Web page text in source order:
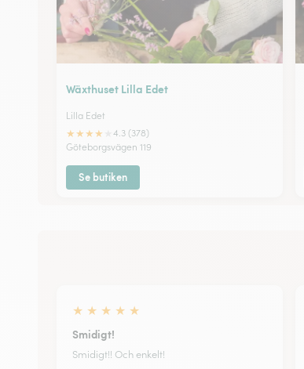
Wäxthuset Lilla Edet
Lilla Edet
★★★★
4.3 (378)
Göteborgsvägen 119
Se butiken
★ ★ ★ ★ ★
Smidigt!
Smidigt!! Och enkelt!